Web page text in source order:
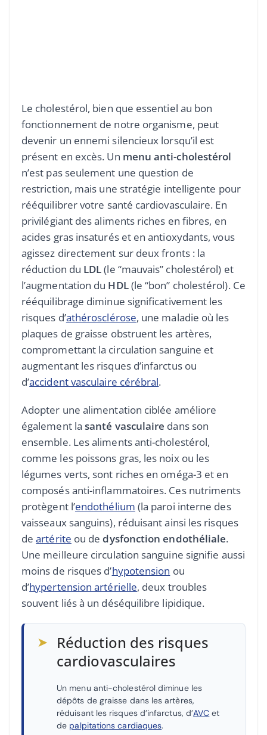
Le cholestérol, bien que essentiel au bon
fonctionnement de notre organisme, peut
devenir un ennemi silencieux lorsqu’il est
présent en excès. Un menu anti-cholestérol
n’est pas seulement une question de
restriction, mais une stratégie intelligente pour
rééquilibrer votre santé cardiovasculaire. En
privilégiant des aliments riches en fibres, en
acides gras insaturés et en antioxydants, vous
agissez directement sur deux fronts : la
réduction du LDL(le “mauvais” cholestérol) et
l’augmentation du HDL(le “bon” cholestérol). Ce
rééquilibrage diminue significativement les
risques d’athérosclérose, une maladie où les
plaques de graisse obstruent les artères,
compromettant la circulation sanguine et
augmentant les risques d’infarctus ou
d’accident vasculaire cérébral.
Adopter une alimentation ciblée améliore
également lasanté vasculaire dans son
ensemble. Les aliments anti-cholestérol,
comme les poissons gras, les noix ou les
légumes verts, sont riches en oméga-3 et en
composés anti-inflammatoires. Ces nutriments
protègent l’endothélium (la paroi interne des
vaisseaux sanguins), réduisant ainsi les risques
deartérite ou dedysfonction endothéliale.
Une meilleure circulation sanguine signifie aussi
moins de risques d’hypotension ou
d’hypertension artérielle, deux troubles
souvent liés à un déséquilibre lipidique.
➤ Réduction des risques
cardiovasculaires
Un menu anti-cholestérol diminue les
dépôts de graisse dans les artères,
réduisant les risques d’infarctus, d’AVC et
de palpitations cardiaques.